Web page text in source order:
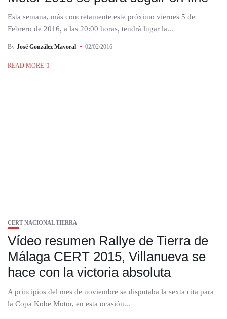
Esta semana, más concretamente este próximo viernes 5 de
Febrero de 2016, a las 20:00 horas, tendrá lugar la...
By José González Mayoral 02/02/2016
READ MORE
CERT NACIONAL TIERRA
Vídeo resumen Rallye de Tierra de
Málaga CERT 2015, Villanueva se
hace con la victoria absoluta
A principios del mes de noviembre se disputaba la sexta cita para
la Copa Kobe Motor, en esta ocasión...